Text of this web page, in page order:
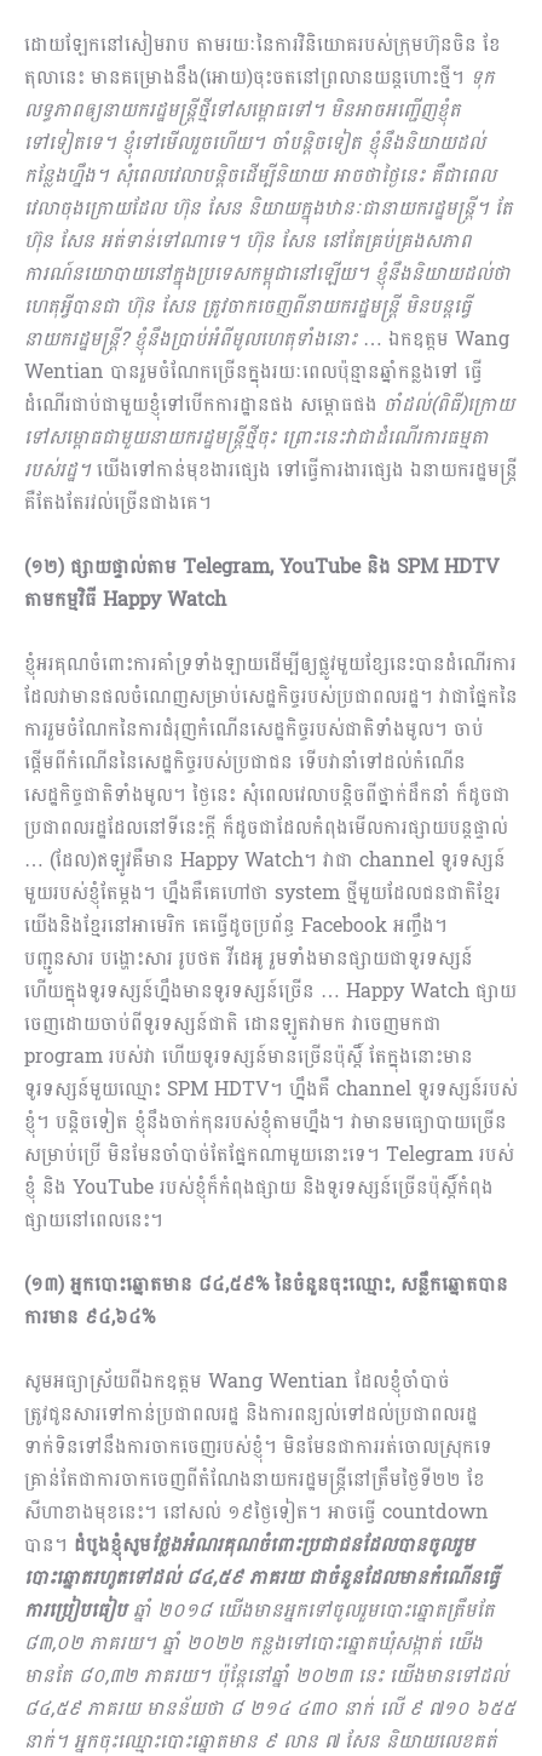
ដោយឡែកនៅសៀមរាប តាមរយៈនៃការវិនិយោគរបស់ក្រុមហ៊ុនចិន ខែ
តុលានេះ មានគម្រោងនឹង(អោយ)ចុះចតនៅព្រលានយន្តហោះថ្មី។ ទុក
លទ្ធភាពឲ្យនាយករដ្ឋមន្រ្តីថ្មីទៅសម្ពោធទៅ។ មិនអាចអញ្ជើញខ្ញុំត
ទៅទៀតទេ។ ខ្ញុំទៅមើលរួចហើយ។ ចាំបន្តិចទៀត ខ្ញុំនឹងនិយាយដល់
កន្លែងហ្នឹង។ សុំពេលវេលាបន្តិចដើម្បីនិយាយ អាចថាថ្ងៃនេះ គឺជាពេល
វេលាចុងក្រោយដែល ហ៊ុន សែន និយាយក្នុងឋានៈជានាយករដ្ឋមន្ត្រី។ តែ
ហ៊ុន សែន អត់ទាន់ទៅណាទេ។ ហ៊ុន សែន នៅតែគ្រប់គ្រងសភាព
ការណ៍នយោបាយនៅក្នុងប្រទេសកម្ពុជានៅឡើយ។ ខ្ញុំនឹងនិយាយដល់ថា
ហេតុអ្វីបានជា ហ៊ុន សែន ត្រូវចាកចេញពីនាយករដ្ឋមន្រ្តី មិនបន្តធ្វើ
នាយករដ្ឋមន្រ្តី? ខ្ញុំនឹងប្រាប់អំពីមូលហេតុទាំងនោះ… ឯកឧត្ដម Wang
Wentian បានរួមចំណែកច្រើនក្នុងរយៈពេលប៉ុន្មានឆ្នាំកន្លងទៅ ធ្វើ
ដំណើរជាប់ជាមួយខ្ញុំទៅបើកការដ្ឋានផង សម្ពោធ​ផង ចាំដល់(ពិធី)ក្រោយ
ទៅសម្ពោធជាមួយនាយករដ្ឋមន្រ្តីថ្មីចុះ ព្រោះនេះវាជាដំណើរការធម្មតា
របស់រដ្ឋ។យើងទៅ​កាន់មុខងារផ្សេង ទៅធ្វើការងារផ្សេង ឯនាយករដ្ឋមន្រ្តី
គឺតែងតែរវល់ច្រើនជាងគេ។
(១២) ផ្សាយផ្ទាល់តាមTelegram, YouTube និង SPM HDTV
តាមកម្មវិធី Happy Watch
ខ្ញុំអរគុណចំពោះការគាំទ្រទាំងឡាយដើម្បីឲ្យផ្លូវមួយខ្សែនេះបានដំណើរការ
ដែលវាមានផលចំណេញសម្រាប់សេដ្ឋកិច្ចរបស់ប្រជាពលរដ្ឋ។ វាជាផ្នែកនៃ
ការរួមចំណែកនៃការជំរុញកំណើនសេដ្ឋកិច្ចរបស់ជាតិទាំងមូល។ ចាប់​
ផ្ដើមពីកំណើននៃសេដ្ឋកិច្ចរបស់ប្រជាជន ទើបវានាំទៅដល់កំណើន
សេដ្ឋកិច្ចជាតិទាំងមូល។ ថ្ងៃនេះ សុំពេលវេលាបន្តិចពីថ្នាក់ដឹកនាំ ក៏ដូចជា
ប្រជាពលរដ្ឋដែលនៅទីនេះក្ដី ក៏ដូចជាដែលកំពុងមើលការផ្សាយបន្តផ្ទាល់
… (ដែល)ឥឡូវគឺមាន Happy Watch។ វាជា channel ទូរទស្សន៍
មួយរបស់ខ្ញុំតែម្ដង។ ហ្នឹងគឺគេហៅថា system ថ្មីមួយដែលជនជាតិខ្មែរ
យើងនិងខ្មែរនៅអាមេរិក គេធ្វើដូចប្រព័ន្ធ Facebook អញ្ចឹង។
បញ្ជូនសារ បង្ហោះសារ រូបថត វីដេអូ រួមទាំងមានផ្សាយជាទូរទស្សន៍
ហើយក្នុងទូរទស្សន៍ហ្នឹងមានទូរទស្សន៍ច្រើន … Happy Watch ផ្សាយ
ចេញដោយចាប់ពីទូរទស្សន៍ជាតិ ដោនឡូតវាមក វាចេញមកជា
program របស់វា ហើយទូរទស្សន៍មានច្រើនប៉ុស្ដិ៍ តែក្នុងនោះមាន
ទូរទស្សន៍មួយឈ្មោះ SPM HDTV។ ហ្នឹងគឺ channel ទូរទស្សន៍របស់
ខ្ញុំ។ បន្តិចទៀត ខ្ញុំនឹងចាក់កុនរបស់ខ្ញុំតាមហ្នឹង។ វាមានមធ្យោបាយច្រើន
សម្រាប់ប្រើ មិនមែនចាំបាច់តែផ្នែកណាមួយនោះទេ។ Telegram របស់
ខ្ញុំ និង YouTube របស់ខ្ញុំក៏កំពុងផ្សាយ និងទូរទស្សន៍ច្រើនប៉ុស្តិ៍កំពុង
ផ្សាយនៅពេលនេះ។
(១៣) អ្នកបោះឆ្នោតមាន ៨៤,៥៩% នៃចំនួនចុះឈ្មោះ, សន្លឹកឆ្នោតបាន
ការមាន ៩៤,៦៤%
សូមអធ្យាស្រ័យពីឯកឧត្ដម Wang Wentian ដែលខ្ញុំចាំបាច់
ត្រូវជូនសារទៅកាន់ប្រជាពលរដ្ឋ និងការពន្យល់ទៅដល់ប្រជាពលរដ្ឋ
ទាក់ទិនទៅនឹងការចាកចេញរបស់ខ្ញុំ។ មិនមែនជាការរត់ចោលស្រុកទេ
គ្រាន់តែជាការចាកចេញពីតំណែងនាយករដ្ឋមន្រ្តីនៅត្រឹមថ្ងៃទី២២ ខែ
សីហាខាងមុខនេះ។ នៅសល់ ១៩ថ្ងៃទៀត។ អាចធ្វើ countdown
បាន។ ដំបូងខ្ញុំសូមថ្លែងអំណរគុណចំពោះប្រជាជនដែលបានចូលរួម
បោះឆ្នោតរហូតទៅដល់ ៨៤,៥៩ ភាគរយ ជាចំនួនដែលមានកំណើនធ្វើ
ការប្រៀបធៀបឆ្នាំ ២០១៨ យើងមានអ្នកទៅចូលរួមបោះឆ្នោតត្រឹមតែ
៨៣,០២ ភាគរយ។ ឆ្នាំ ២០២២ កន្លងទៅបោះឆ្នោតឃុំសង្កាត់ យើង
មានតែ ៨០,៣២ ភាគរយ។ ប៉ុន្តែនៅឆ្នាំ ២០២៣ នេះ យើងមានទៅដល់
៨៤,៥៩ ភាគរយ មានន័យថា ៨ ២១៤ ៤៣០ នាក់ លើ ៩ ៧១០ ៦៥៥
នាក់។ អ្នកចុះឈ្មោះបោះឆ្នោតមាន ៩ លាន ៧ សែន និយាយលេខគត់